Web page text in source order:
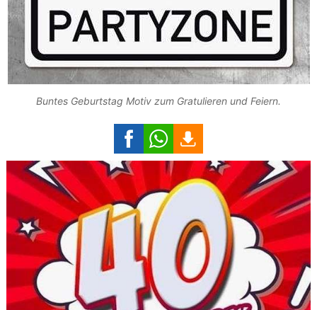
Buntes Geburtstag Motiv zum Gratulieren und Feiern.